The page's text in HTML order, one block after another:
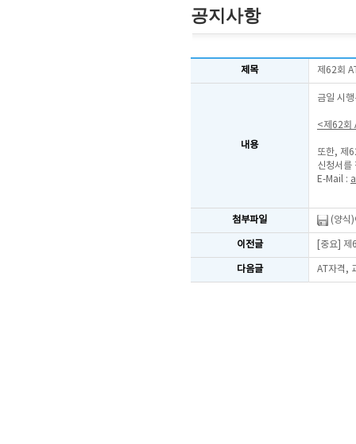
공지사항
제목 제62회
내용
금일 시
<제62회
또한, 제
신청서를
E-Mail :
첨부파일 (양식
이전글 [중요]
다음글 AT자격,